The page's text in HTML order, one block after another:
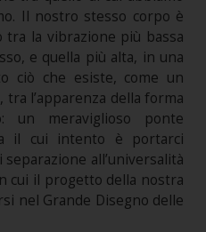
Il nostro stesso corpo è
tra la vibrazione più bassa
e quella più alta, in una
ciò che esiste, come un
l’apparenza della forma
un meraviglioso ponte
il cui intento è portarci
all’universalità
cui il progetto della nostra
nel Grande Disegno delle